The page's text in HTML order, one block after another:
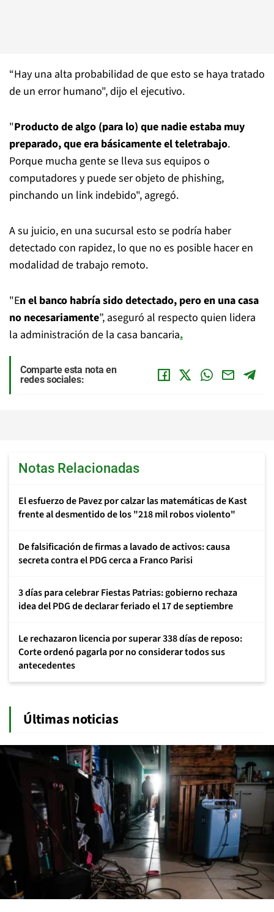
“Hay una alta probabilidad de que esto se haya tratado
de un error humano", dijo el ejecutivo.
"Producto de algo (para lo) que nadie estaba muy
preparado, que era básicamente el teletrabajo.
Porque mucha gente se lleva sus equipos o
computadores y puede ser objeto de phishing,
pinchando un link indebido", agregó.
A su juicio, en una sucursal esto se podría haber
detectado con rapidez, lo que no es posible hacer en
modalidad de trabajo remoto.
"En el banco habría sido detectado, pero en una casa
no necesariamente”, aseguró al respecto quien lidera
la administración de la casa bancaria.
Comparte esta nota en
redes sociales:
Notas Relacionadas
El esfuerzo de Pavez por calzar las matemáticas de Kast
frente al desmentido de los "218 mil robos violento"
De falsificación de firmas a lavado de activos: causa
secreta contra el PDG cerca a Franco Parisi
3 días para celebrar Fiestas Patrias: gobierno rechaza
idea del PDG de declarar feriado el 17 de septiembre
Le rechazaron licencia por superar 338 días de reposo:
Corte ordenó pagarla por no considerar todos sus
antecedentes
Últimas noticias